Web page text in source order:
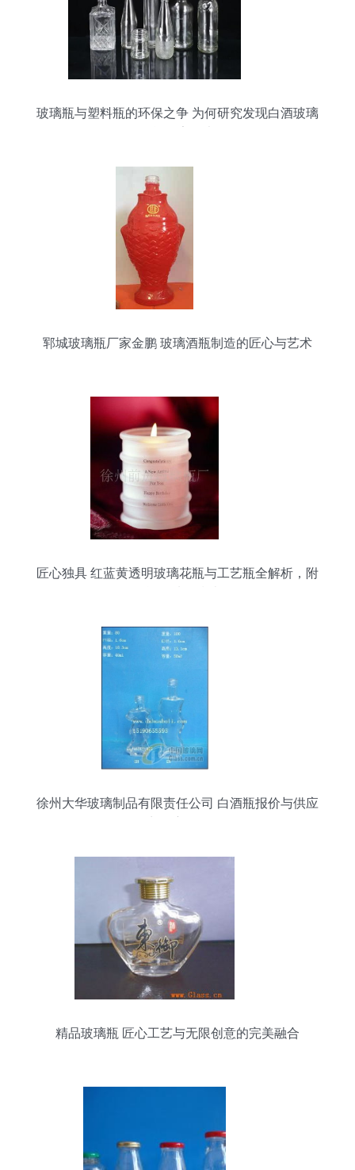
玻璃瓶与塑料瓶的环保之争 为何研究发现白酒玻璃
郓城玻璃瓶厂家金鹏 玻璃酒瓶制造的匠心与艺术
匠心独具 红蓝黄透明玻璃花瓶与工艺瓶全解析，附
徐州大华玻璃制品有限责任公司 白酒瓶报价与供应
精品玻璃瓶 匠心工艺与无限创意的完美融合